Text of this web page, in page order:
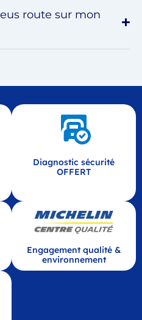
route sur mon
Diagnostic sécurité
OFFERT
Engagement qualité &
environnement